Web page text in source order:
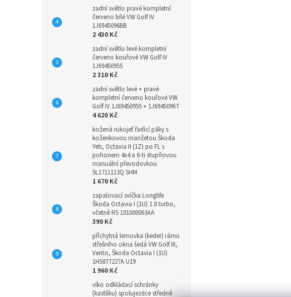
zadní světlo pravé kompletní
červeno bílé VW Golf IV
1J6945096BB
2 430 Kč
zadní světlo levé kompletní
červeno kouřové VW Golf IV
1J6945095S
2 310 Kč
zadní světlo levé + pravé
kompletní červeno kouřové VW
Golf IV 1J6945095S + 1J6945096T
4 620 Kč
kožená rukojeť řadící páky s
koženkovou manžetou Škoda
Yeti, Octavia II (1Z) po FL s
pohonem 4x4 a 6-ti stupňovou
manuální převodovkou
5L1711113Q SHM
1 670 Kč
zapalovací svíčka Longlife
Škoda Octavia I (1U) 1.8 turbo,
včetně RS 101000063AA
390 Kč
příchytná lemovka (keder) rámu
střešního okna šedá VW Golf III,
Vento, Škoda Octavia I (1U)
1H5877227A U19
1 960 Kč
víko odkládací schránky
(kastlíku) spolujezdce středně